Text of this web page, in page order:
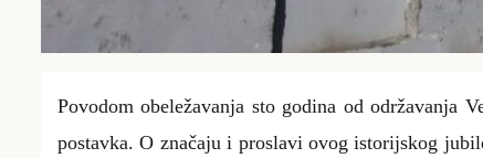
Povodom obeležavanja sto godina od održavanja
postavka. O značaju i proslavi ovog istorijskog